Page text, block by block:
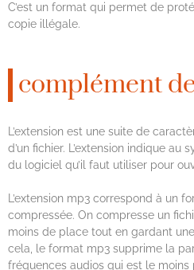
C’est un format qui permet de
copie illégale.
complément
L’extension est une suite de
d’un fichier. L’extension indique au
du logiciel qu’il faut utiliser pour
L’extension mp3 correspond à un
compressée. On compresse un
moins de place tout en gardant
cela, le format mp3 supprime la
fréquences audios qui est le moins